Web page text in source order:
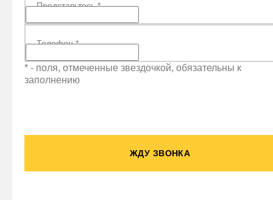
Представьтесь*
Телефон*
* - поля, отмеченные звездочкой, обязательны к
заполнению
ЖДУ ЗВОНКА